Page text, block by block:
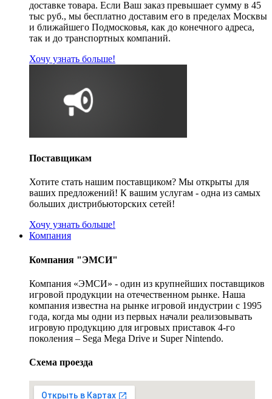
доставке товара. Если Ваш заказ превышает сумму в 45
тыс руб., мы бесплатно доставим его в пределах Москвы
и ближайшего Подмосковья, как до конечного адреса,
так и до транспортных компаний.
Хочу узнать больше!
Поставщикам
Хотите стать нашим поставщиком? Мы открыты для
ваших предложений! К вашим услугам - одна из самых
больших дистрибьюторских сетей!
Хочу узнать больше!
Компания
Компания "ЭМСИ"
Компания «ЭМСИ» - один из крупнейших поставщиков
игровой продукции на отечественном рынке. Наша
компания известна на рынке игровой индустрии с 1995
года, когда мы одни из первых начали реализовывать
игровую продукцию для игровых приставок 4-го
поколения – Sega Mega Drive и Super Nintendo.
Схема проезда